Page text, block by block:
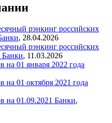
рэнкинг российских
, 28.04.2026
рэнкинг российских
Банки, 11.03.2026
01 января 2022 года
01 октября 2021 года
на 01.09.2021 Банки,